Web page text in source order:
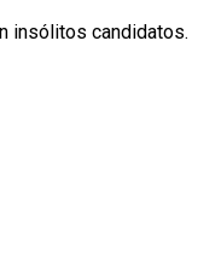
insólitos candidatos.